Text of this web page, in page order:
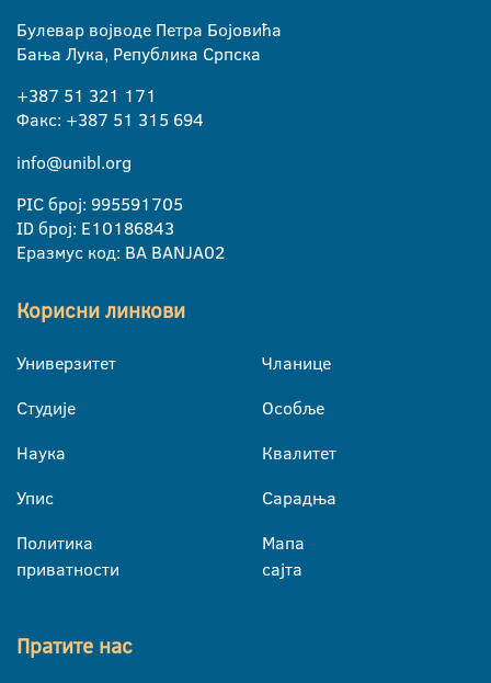
Булевар војводе Петра Бојовића
Бања Лука, Република Српска
+387 51 321 171
Факс: +387 51 315 694
info@unibl.org
PIC број: 995591705
ID број: E10186843
Еразмус код: BA BANJA02
Корисни линкови
Универзитет
Студије
Наука
Упис
Политика
приватности
Чланице
Особље
Квалитет
Сарадња
Мапа
сајта
Пратите нас